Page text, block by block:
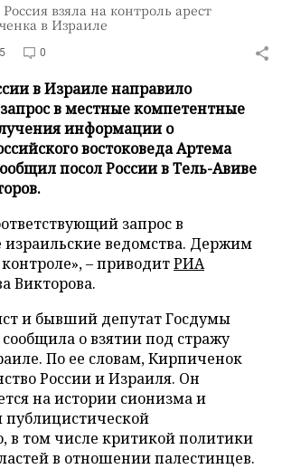
взяла на контроль арест
в Израиле
0
в Израиле направило
в местные компетентные
информации о
востоковеда Артема
посол России в Тель-Авиве
запрос в
ведомства. Держим
– приводитРИА
Викторова.
и бывший депутат Госдумы
о взятии под стражу
По ее словам, Кирпиченок
России и Израиля. Он
на истории сионизма и
публицистической
в том числе критикой политики
в отношении палестинцев.